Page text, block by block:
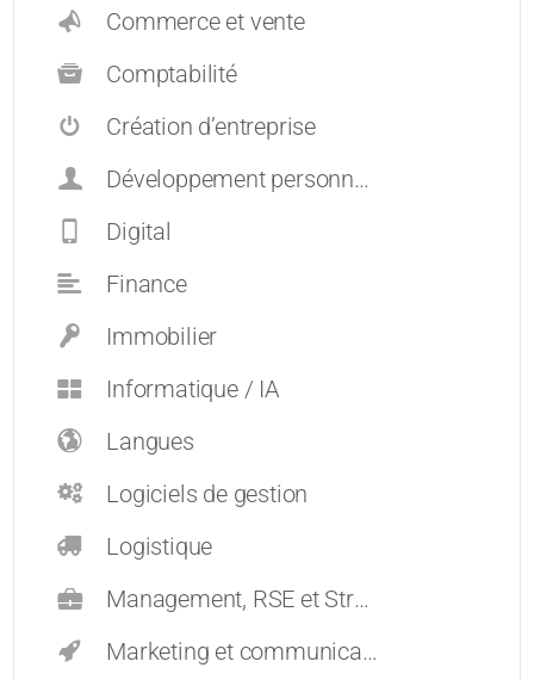
Commerce et vente
Comptabilité
Création d’entreprise
Développement personnel et carrières
Digital
Finance
Immobilier
Informatique / IA
Langues
Logiciels de gestion
Logistique
Management, RSE et Stratégie
Marketing et communication